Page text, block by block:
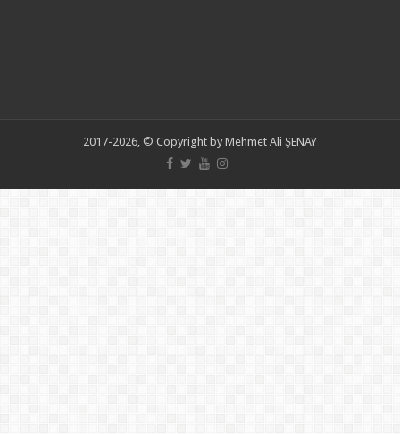
2017-2026, © Copyright by Mehmet Ali ŞENAY